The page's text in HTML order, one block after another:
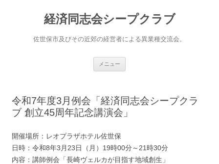
経済同志会シープクラブ
佐世保市及びその近郊の経営者による異業種交流会。
メニュー
へ
ス
ッ
令和7年度3月例会「経済同志会シープクラ
ブ 創立45周年記念講演会」
開催場所：レオプラザホテル佐世保
日時：令和8年3月23日（月）19時00分～21時30分
内容：講師例会「長崎ヴェルカが目指す地域創生」